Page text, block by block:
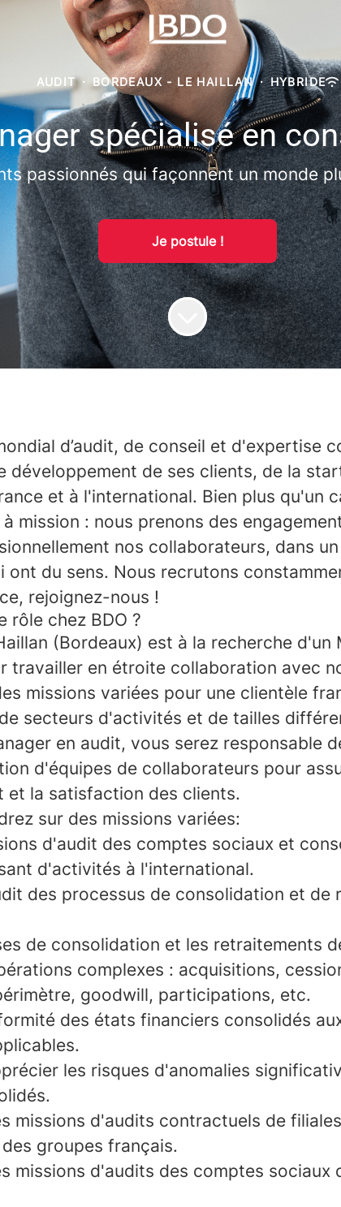
AUDIT · BORDEAUX - LE HAILLAN · HYBRIDE
spécialisé en
passionnés qui façonnent un monde
Je postule !
d’audit, de conseil et d'expertise
développement de ses clients, de la
et à l'international. Bien plus qu'un
mission : nous prenons des
nos collaborateurs, dans
ont du sens. Nous recrutons
rejoignez-nous !
rôle chez BDO ?
(Bordeaux) est à la recherche d'un
travailler en étroite collaboration avec
missions variées pour une clientèle
secteurs d'activités et de tailles
en audit, vous serez responsable
d'équipes de collaborateurs pour
et la satisfaction des clients.
sur des missions variées:
d'audit des comptes sociaux et
d'activités à l'international.
des processus de consolidation et de
de consolidation et les retraitements
complexes : acquisitions,
goodwill, participations, etc.
des états financiers consolidés
les risques d'anomalies
missions d'audits contractuels de
groupes français.
missions d'audits des comptes sociaux